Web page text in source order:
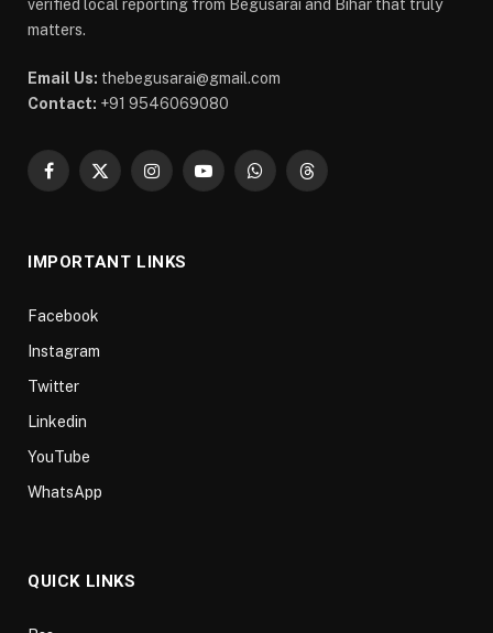
verified local reporting from Begusarai and Bihar that truly
matters.
Email Us: thebegusarai@gmail.com
Contact: +91 9546069080
Facebook
X
InstagramYouTubeWhatsAppThreads
IMPORTANT LINKS
Facebook
Instagram
Twitter
Linkedin
YouTube
WhatsApp
QUICK LINKS